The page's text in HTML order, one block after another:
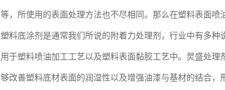
等，所使用的表面处理方法也不尽相同。那么在塑料表面喷
塑料底涂剂是通常我们所说的附着力处理剂，行业中有多
用于塑料喷油加工工艺以及塑料表面黏胶工艺中。炅盛处
够改善塑料底材表面的润湿性以及增强油漆与基材的结合，